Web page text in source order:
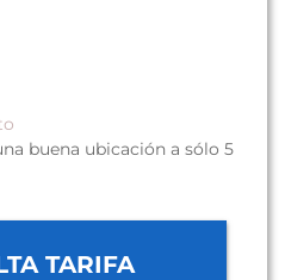
buena ubicación a sólo 5
TARIFA